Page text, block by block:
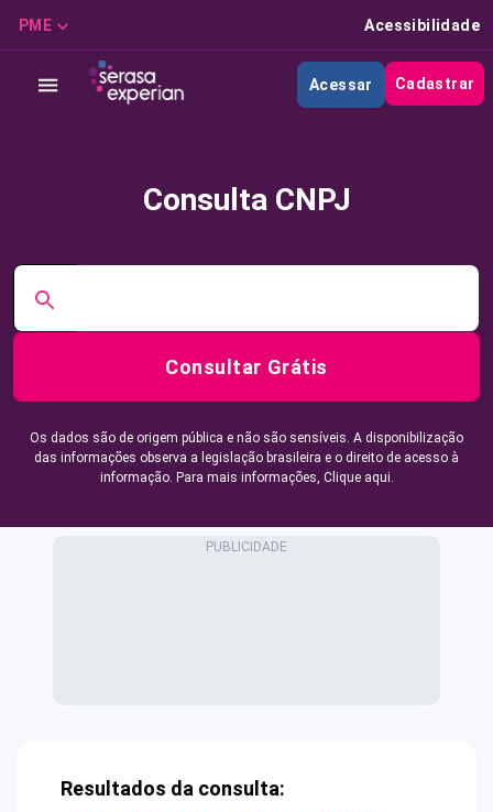
PME Acessibilidade
Acessar Cadastrar
Consulta CNPJ
Consultar Grátis
Os dados são de origem pública e não são sensíveis. A disponibilização
das informações observa a legislação brasileira e o direito de acesso à
informação. Para mais informações, Clique aqui.
Resultados da consulta: